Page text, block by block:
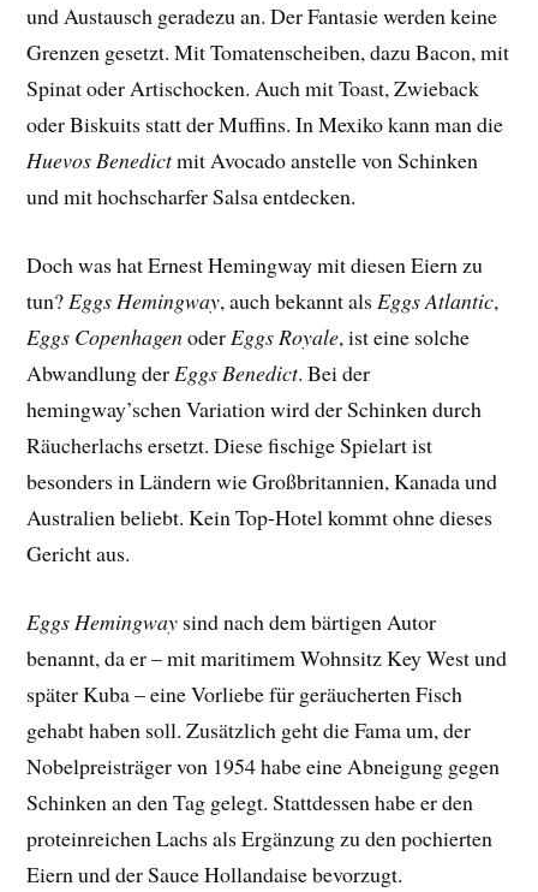
und Austausch geradezu an. Der Fantasie werden keine
Grenzen gesetzt. Mit Tomatenscheiben, dazu Bacon, mit
Spinat oder Artischocken. Auch mit Toast, Zwieback
oder Biskuits statt der Muffins. In Mexiko kann man die
Huevos Benedictmit Avocado anstelle von Schinken
und mit hochscharfer Salsa entdecken.
Doch was hat Ernest Hemingway mit diesen Eiern zu
tun?Eggs Hemingway, auch bekannt alsEggs Atlantic,
Eggs CopenhagenoderEggs Royale, ist eine solche
Abwandlung derEggs Benedict. Bei der
hemingway’schen Variation wird der Schinken durch
Räucherlachs ersetzt. Diese fischige Spielart ist
besonders in Ländern wie Großbritannien, Kanada und
Australien beliebt. Kein Top-Hotel kommt ohne dieses
Gericht aus.
Eggs Hemingway sind nach dem bärtigen Autor
benannt, da er – mit maritimem Wohnsitz Key West und
später Kuba – eine Vorliebe für geräucherten Fisch
gehabt haben soll. Zusätzlich geht die Fama um, der
Nobelpreisträger von 1954 habe eine Abneigung gegen
Schinken an den Tag gelegt. Stattdessen habe er den
proteinreichen Lachs als Ergänzung zu den pochierten
Eiern und der Sauce Hollandaise bevorzugt.